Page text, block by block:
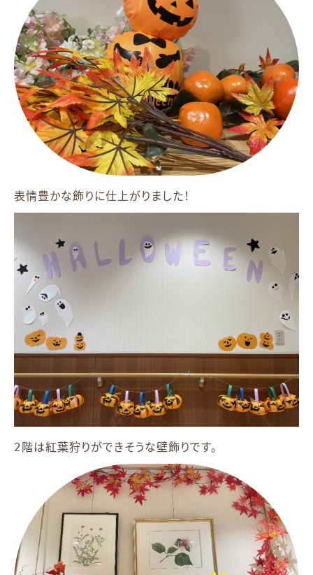
表情豊かな飾りに仕上がりました！
2階は紅葉狩りができそうな壁飾りです。